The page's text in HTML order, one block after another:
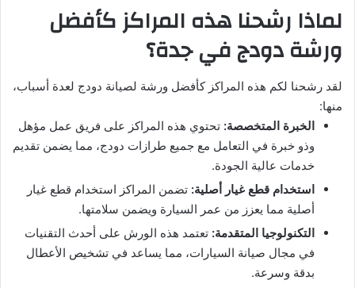
لماذا رشحنا هذه المراكز كأفضل
ورشة دودج في جدة؟
لقد رشحنا لكم هذه المراكز كأفضل ورشة لصيانة دودج لعدة أسباب،
منها:
الخبرة المتخصصة: تحتوي هذه المراكز على فريق عمل مؤهل
وذو خبرة في التعامل مع جميع طرازات دودج، مما يضمن تقديم
خدمات عالية الجودة.
استخدام قطع غيار أصلية: تضمن المراكز استخدام قطع غيار
أصلية مما يعزز من عمر السيارة ويضمن سلامتها.
التكنولوجيا المتقدمة: تعتمد هذه الورش على أحدث التقنيات
في مجال صيانة السيارات، مما يساعد في تشخيص الأعطال
بدقة وسرعة.